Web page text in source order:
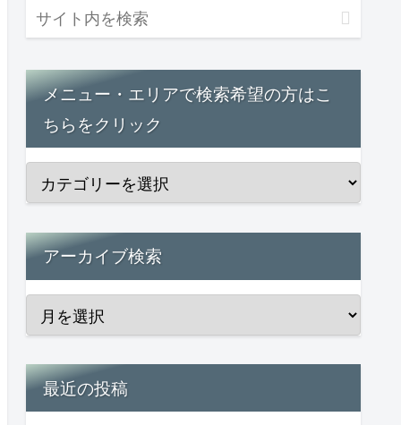
メニュー・エリアで検索希望の方はこ
ちらをクリック
アーカイブ検索
最近の投稿